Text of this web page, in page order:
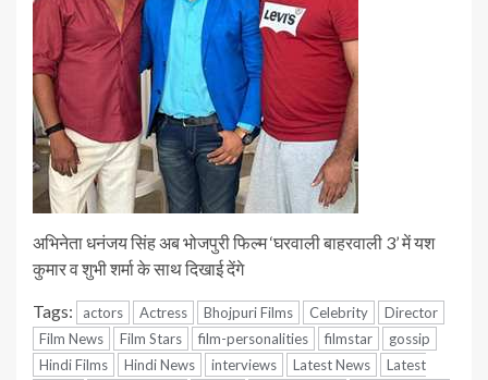
अभिनेता धनंजय सिंह अब भोजपुरी फिल्म ‘घरवाली बाहरवाली 3’ में यश
कुमार व शुभी शर्मा के साथ दिखाई देंगे
Tags: actors Actress Bhojpuri Films Celebrity
Director
Film News
Film Stars film-personalities filmstar
gossip
Hindi Films
Hindi News interviews Latest News
Latest